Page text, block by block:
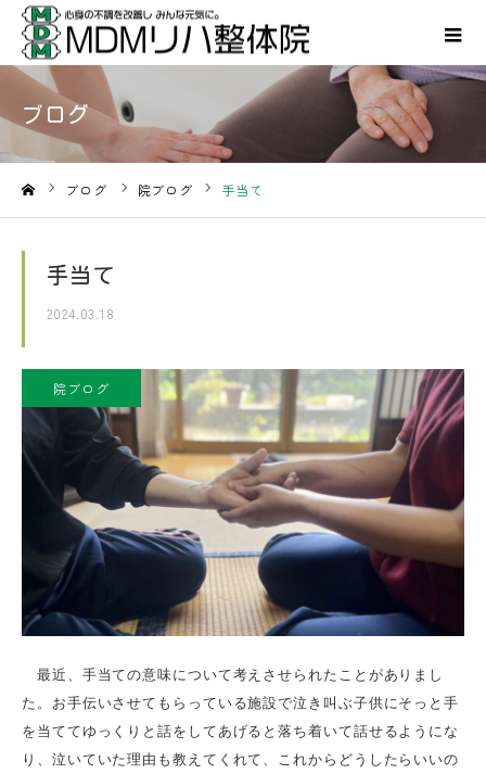
ブログ
ブログ 院ブログ 手当て
手当て
2024.03.18
院ブログ
最近、手当ての意味について考えさせられたことがありまし
た。お手伝いさせてもらっている施設で泣き叫ぶ子供にそっと手
を当ててゆっくりと話をしてあげると落ち着いて話せるようにな
り、泣いていた理由も教えてくれて、これからどうしたらいいの